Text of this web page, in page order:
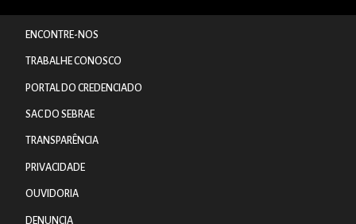
ENCONTRE-NOS
TRABALHE CONOSCO
PORTAL DO CREDENCIADO
SAC DO SEBRAE
TRANSPARÊNCIA
PRIVACIDADE
OUVIDORIA
DENUNCIA